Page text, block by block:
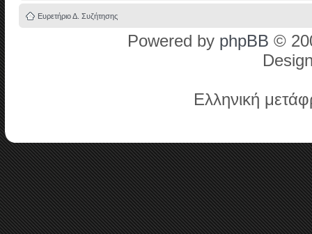
Ευρετήριο Δ. Συζήτησης
Powered by phpBB ©
Ελληνική